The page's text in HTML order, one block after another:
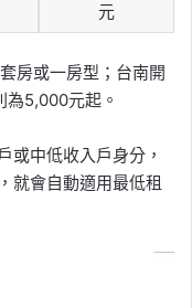
元
房或一房型；台南開
5,000元起。
或中低收入戶身分，
就會自動適用最低租